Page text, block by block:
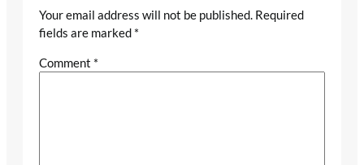
Your email address will not be published. Required
fields are marked *
Comment *